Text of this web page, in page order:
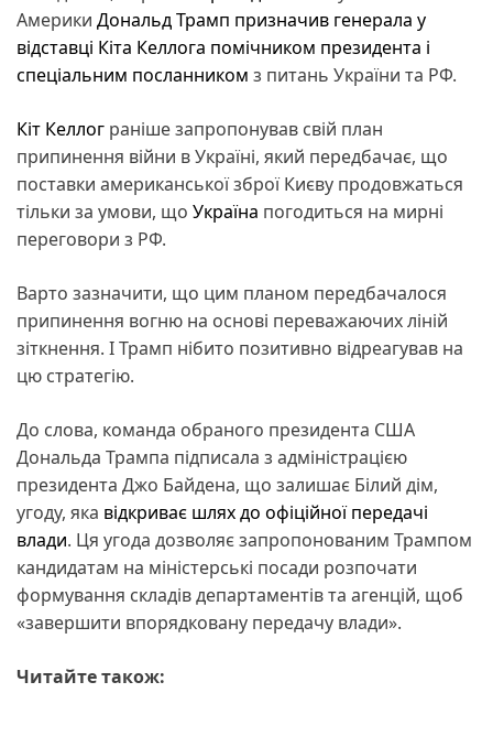
Америки Дональд Трамп призначив генерала у
відставці Кіта Келлога помічником президента і
спеціальним посланником з питань України та РФ.
Кіт Келлог раніше запропонував свій план
припинення війни в Україні, який передбачає, що
поставки американської зброї Києву продовжаться
тільки за умови, що Україна погодиться на мирні
переговори з РФ.
Варто зазначити, що цим планом передбачалося
припинення вогню на основі переважаючих ліній
зіткнення. І Трамп нібито позитивно відреагував на
цю стратегію.
До слова, команда обраного президента США
Дональда Трампа підписала з адміністрацією
президента Джо Байдена, що залишає Білий дім,
угоду, яка відкриває шлях до офіційної передачі
влади. Ця угода дозволяє запропонованим Трампом
кандидатам на міністерські посади розпочати
формування складів департаментів та агенцій, щоб
«завершити впорядковану передачу влади».
Читайте також: